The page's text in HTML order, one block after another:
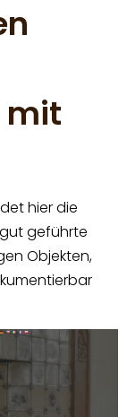
mit
hier die
geführte
Objekten,